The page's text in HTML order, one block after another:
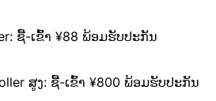
ຊື້-ເຂົ້າ ¥88 ພ້ອມຮັບປະກັນ
ສູງ: ຊື້-ເຂົ້າ ¥800 ພ້ອມຮັບປະກັນ